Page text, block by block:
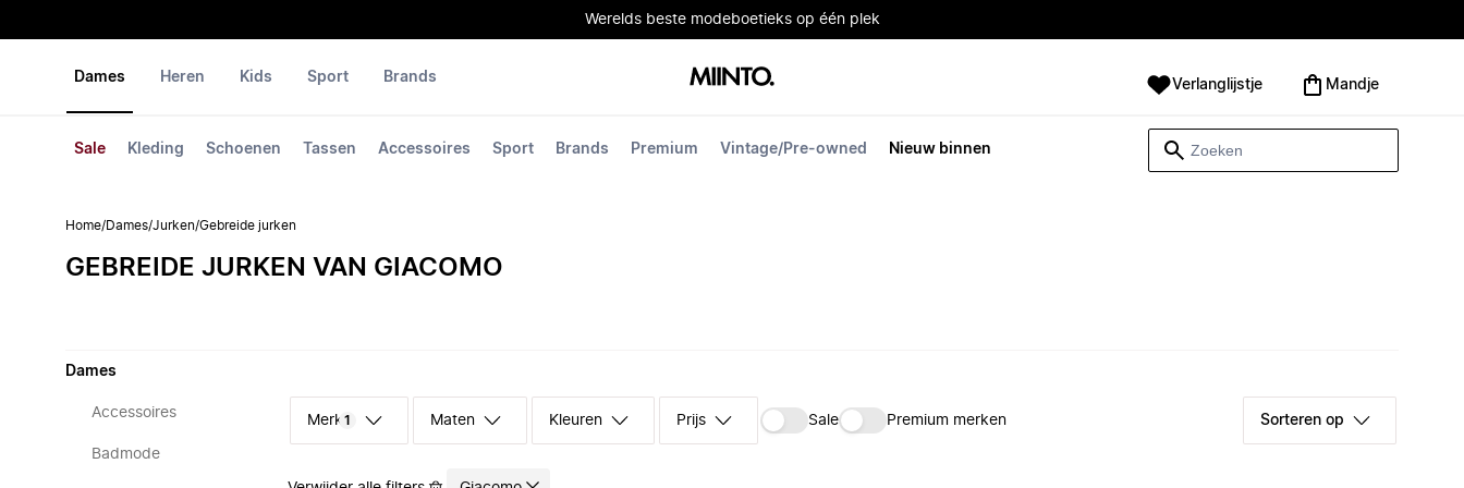
Werelds beste modeboetieks op één plek
Dames
Sale Kleding Schoenen Tassen Accessoires Sport Brands Premium Vintage/Pre-owned Nieuw binnen
Heren Kids Sport Brands Verlanglijstje Mandje
Home/Dames/Jurken/Gebreide jurken
GEBREIDE JURKEN VAN GIACOMO
Dames
Accessoires
Badmode
Merk 1 Maten Kleuren Prijs Sale Premium merken Sorteren op